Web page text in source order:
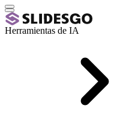
Herramientas de IA